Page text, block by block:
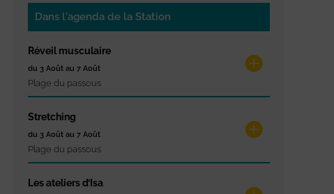
Dans l'agenda de la Station
Réveil musculaire
du 3 Août au 7 Août
Plage du passous
Stretching
du 3 Août au 7 Août
Plage du passous
Les ateliers d’Isa